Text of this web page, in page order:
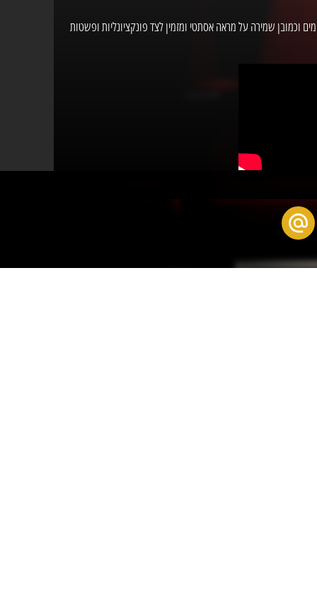
וכמובן שמירה על מראה אסתטי ומזמין לצד פונקציונליות ופשטות